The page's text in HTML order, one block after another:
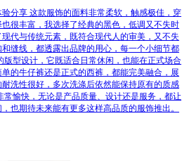
分享 这款服饰的面料非常柔软，触感极佳，穿
很丰富，我选择了经典的黑色，低调又不失时
代与传统元素，既符合现代人的审美，又不失
缝线，都透露出品牌的用心，每一个小细节都
型设计，它既适合日常休闲，也能在正式场合
的牛仔裤还是正式的西裤，都能完美融合，展
洗性很好，多次洗涤后依然能保持原有的质感
愉快，无论是产品质量、设计还是服务，都让
也期待未来能有更多这样高品质的服饰推出。